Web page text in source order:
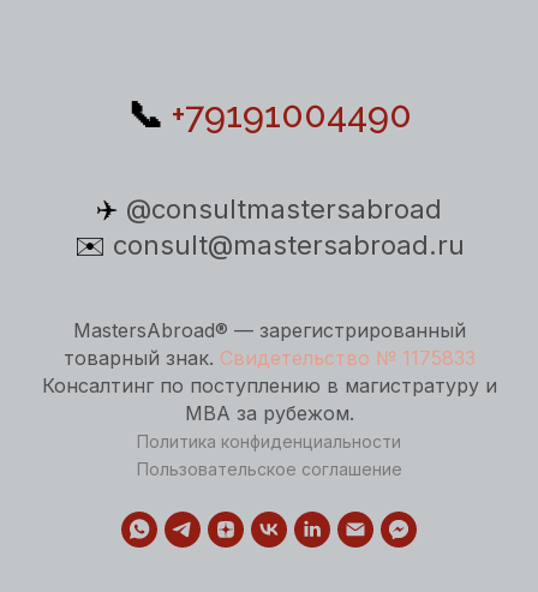
📞 +79191004490
✈️ @consultmastersabroad
✉️ consult@mastersabroad.ru
MastersAbroad® — зарегистрированный
товарный знак. Свидетельство № 1175833
Консалтинг по поступлению в магистратуру и
MBA за рубежом.
Политика конфиденциальности
Пользовательское соглашение